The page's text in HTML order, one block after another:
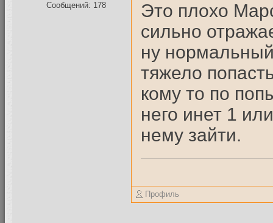
Сообщений: 178
Это плохо
сильно
ну
тяжело
кому то по
него инет 1
нему зайти.
Профиль